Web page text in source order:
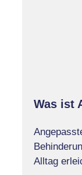
Was ist
Alltag